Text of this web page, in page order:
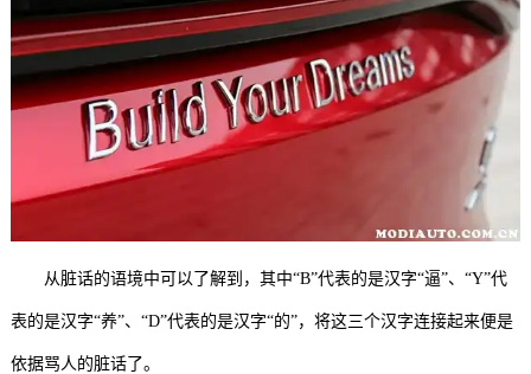
从脏话的语境中可以了解到，其中“B”代表的是汉字“逼”、“Y”代
表的是汉字“养”、“D”代表的是汉字“的”，将这三个汉字连接起来便是
依据骂人的脏话了。